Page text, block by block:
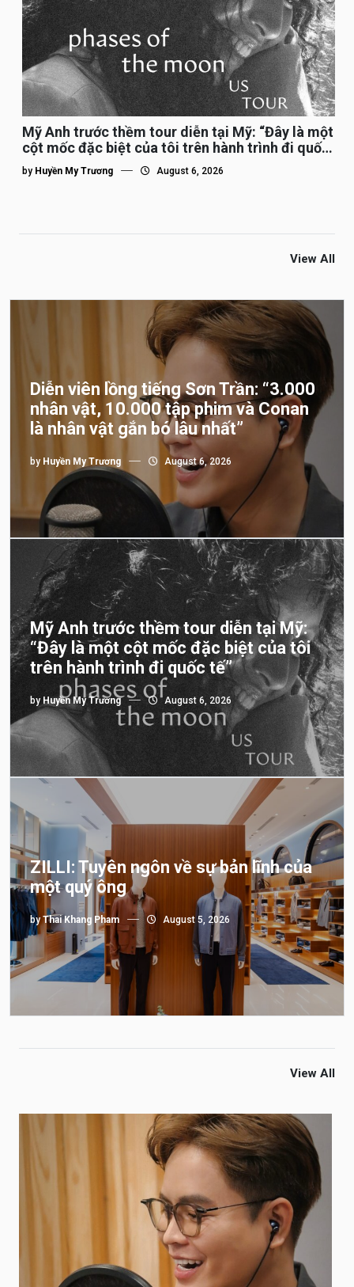
Mỹ Anh trước thềm tour diễn tại Mỹ: “Đây là một
cột mốc đặc biệt của tôi trên hành trình đi quốc
tế”
by Huyền My Trương August 6, 2026
View All
Diễn viên lồng tiếng Sơn Trần: “3.000
nhân vật, 10.000 tập phim và Conan
là nhân vật gắn bó lâu nhất”
by Huyền My Trương August 6, 2026
Mỹ Anh trước thềm tour diễn tại Mỹ:
“Đây là một cột mốc đặc biệt của tôi
trên hành trình đi quốc tế”
by Huyền My Trương August 6, 2026
ZILLI: Tuyên ngôn về sự bản lĩnh của
một quý ông
by Thai Khang Pham August 5, 2026
View All